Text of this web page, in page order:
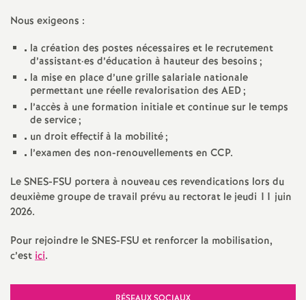
Nous exigeons :
la création des postes nécessaires et le recrutement
d’assistant·es d’éducation à hauteur des besoins;
la mise en place d’une grille salariale nationale
permettant une réelle revalorisation des AED;
l’accès à une formation initiale et continue sur le temps
de service;
un droit effectif à la mobilité;
l’examen des non-renouvellements en CCP.
Le SNES-FSU portera à nouveau ces revendications lors du
deuxième groupe de travail prévu au rectorat le jeudi 11 juin
2026.
Pour rejoindre le SNES-FSU et renforcer la mobilisation,
c’estici.